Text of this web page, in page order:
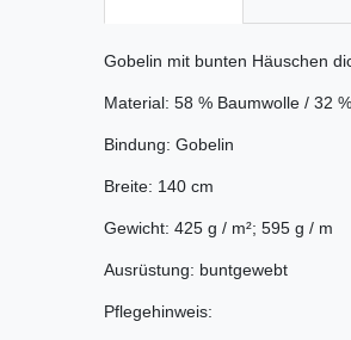
Gobelin mit bunten Häuschen
Material: 58 % Baumwolle / 32
Bindung: Gobelin
Breite: 140 cm
Gewicht: 425 g / m²; 595 g / m
Ausrüstung: buntgewebt
Pflegehinweis: